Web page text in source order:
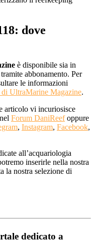
dove
è disponibile sia in
abbonamento. Per
le informazioni
UltraMarine Magazine.
articolo vi incuriosisce
Forum DaniReefoppure
, Instagram, Facebook,
all’acquariologia
inserirle nella nostra
la nostra selezione di
dedicato a